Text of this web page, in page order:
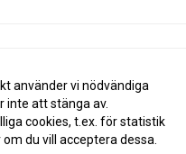
använder vi nödvändiga
inte att stänga av.
cookies, t.ex. för statistik
du vill acceptera dessa.